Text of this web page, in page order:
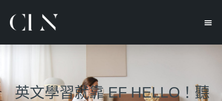
英文學習就靠 EF HELLO！聽